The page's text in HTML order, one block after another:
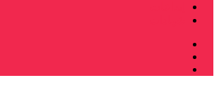
إبداعات
شهادات